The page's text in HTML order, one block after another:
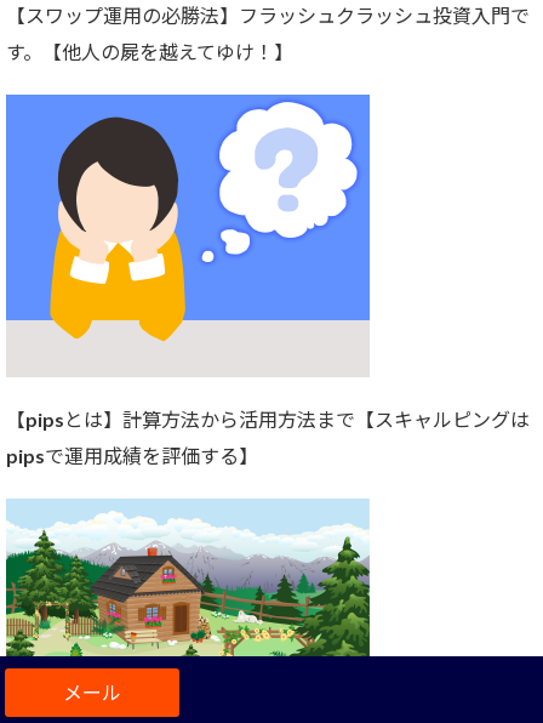
【スワップ運用の必勝法】フラッシュクラッシュ投資入門で
す。【他人の屍を越えてゆけ！】
【pipsとは】計算方法から活用方法まで【スキャルピングは
pipsで運用成績を評価する】